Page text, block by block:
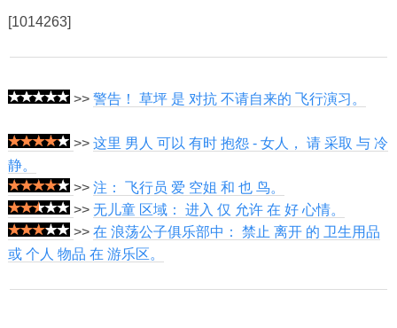
[1014263]
>> 警告！ 草坪 是 对抗 不请自来的 飞行演习。
>> 这里 男人 可以 有时 抱怨 - 女人， 请 采取 与 冷
静。
>> 注： 飞行员 爱 空姐 和 也 鸟。
>> 无儿童 区域： 进入 仅 允许 在 好 心情。
>> 在 浪荡公子俱乐部中： 禁止 离开 的 卫生用品
或 个人 物品 在 游乐区。